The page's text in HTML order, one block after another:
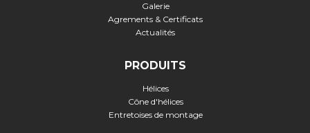
Galerie
Agrements & Certificats
Actualités
PRODUITS
Hélices
Cône d'hélices
Entretoises de montage